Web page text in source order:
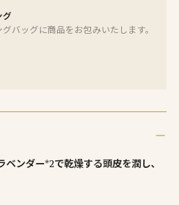
グ
グバッグに商品をお包みいたします。
ベンダー*2で乾燥する頭皮を潤し、